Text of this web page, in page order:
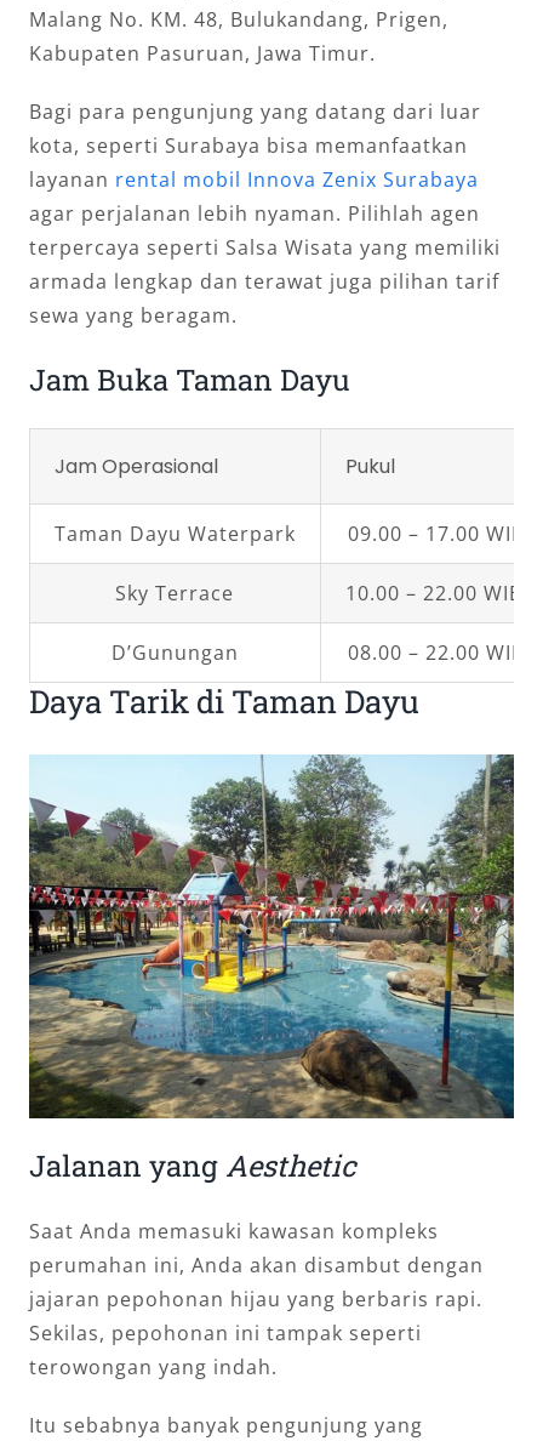
Malang No. KM. 48, Bulukandang, Prigen,
Kabupaten Pasuruan, Jawa Timur.
Bagi para pengunjung yang datang dari luar
kota, seperti Surabaya bisa memanfaatkan
layanan rental mobil Innova Zenix Surabaya
agar perjalanan lebih nyaman. Pilihlah agen
terpercaya seperti Salsa Wisata yang memiliki
armada lengkap dan terawat juga pilihan tarif
sewa yang beragam.
Jam Buka Taman Dayu
Jam Operasional Pukul
Taman Dayu Waterpark 09.00 – 17.00 WIB
Sky Terrace 10.00 – 22.00 WIB.
D’Gunungan 08.00 – 22.00 WIB
Daya Tarik di Taman Dayu
Jalanan yang Aesthetic
Saat Anda memasuki kawasan kompleks
perumahan ini, Anda akan disambut dengan
jajaran pepohonan hijau yang berbaris rapi.
Sekilas, pepohonan ini tampak seperti
terowongan yang indah.
Itu sebabnya banyak pengunjung yang